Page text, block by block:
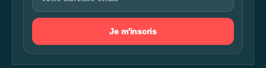
Je m'inscris